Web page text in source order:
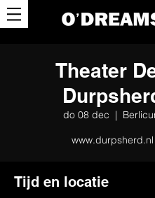
Theater
do 08 dec
  |
www.durpsherd.nl
Tijd en locatie